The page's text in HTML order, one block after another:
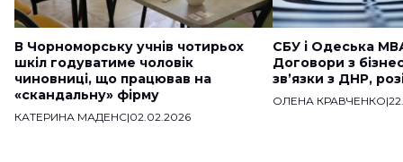
В Чорноморську учнів чотирьох
шкіл годуватиме чоловік
чиновниці, що працював на
«скандальну» фірму
КАТЕРИНА МАДЕНС|02.02.2026
СБУ і Одеська
Договори з
звʼязки з ДНР,
ОЛЕНА КРАВЧЕНКО|